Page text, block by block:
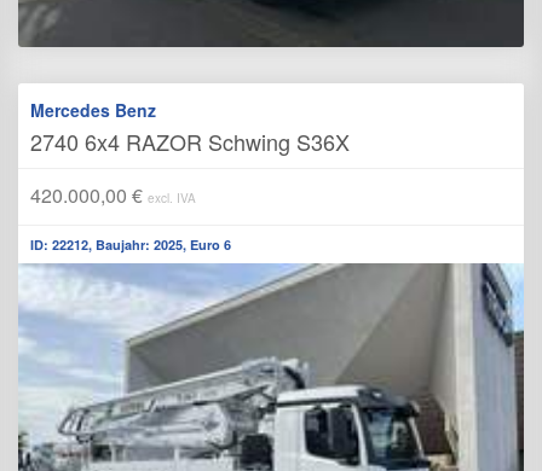
Mercedes Benz
2740 6x4 RAZOR Schwing S36X
420.000,00 € excl. IVA
ID: 22212, Baujahr: 2025, Euro 6